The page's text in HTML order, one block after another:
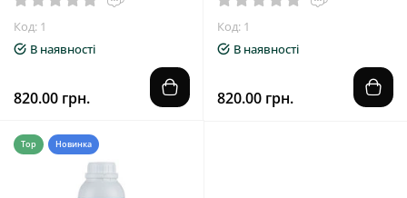
Код: 1
В наявності
820.00 грн.
Код: 1
В наявності
820.00 грн.
Top Новинка